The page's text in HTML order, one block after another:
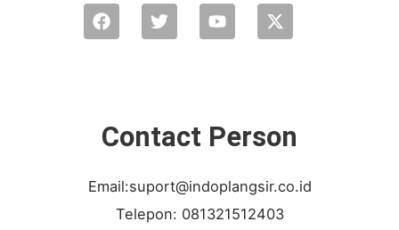
FacebookTwitterYoutubeX-
twitter
Contact Person
Email:suport@indoplangsir.co.id
Telepon: 081321512403